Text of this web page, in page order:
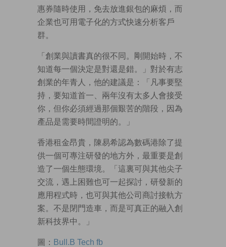
惠券隨時使用，免去放進銀包的麻煩，而
企業也可用電子化的方式快速分析客戶
群。
「創業與讀書真的很不同。剛開始時，不
知道每一個決定是對還是錯。」對於有志
創業的年青人，他的建議是：「凡事要堅
持，要知道首一、兩年沒有太多人會接受
你，但你必須經過那個艱苦的階段，因為
產品是需要時間證明的。」
香港租金昂貴，陳易希認為數碼港除了提
供一個可專注研發的地方外，最重要是創
造了一個生態環境。「這裏可與其他尖子
交流，遇上困難也可一起探討，研發新的
應用程式時，也可與其他公司商討接軌方
案。不是閉門造車，而是可真正的融入創
新科技界中。」
圖： Bull.B Tech fb